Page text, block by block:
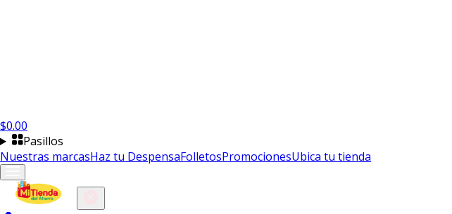
$0.00
Pasillos
Nuestras marcasHaz tu DespensaFolletosPromocionesUbica tu tienda